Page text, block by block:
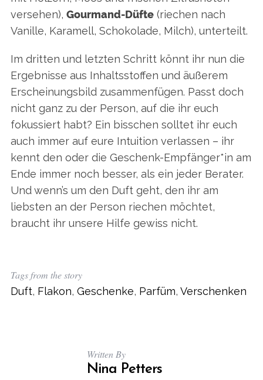
versehen), Gourmand-Düfte(riechen nach
Vanille, Karamell, Schokolade, Milch), unterteilt.
Im dritten und letzten Schritt könnt ihr nun die
Ergebnisse aus Inhaltsstoffen und äußerem
Erscheinungsbild zusammenfügen. Passt doch
nicht ganz zu der Person, auf die ihr euch
fokussiert habt? Ein bisschen solltet ihr euch
auch immer auf eure Intuition verlassen – ihr
kennt den oder die Geschenk-Empfänger*in am
Ende immer noch besser, als ein jeder Berater.
Und wenn’s um den Duft geht, den ihr am
liebsten an der Person riechen möchtet,
braucht ihr unsere Hilfe gewiss nicht.
Tags from the story
Duft, Flakon, Geschenke, Parfüm, Verschenken
Written By
Nina Petters